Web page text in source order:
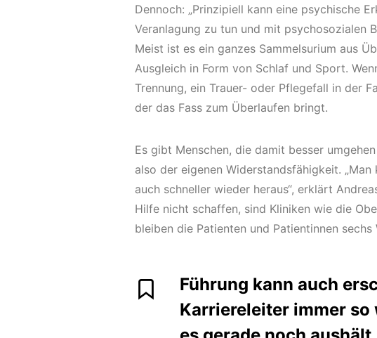
Dennoch: „Prinzipiell kann eine psychische
Veranlagung zu tun und mit psychosozialen
Meist ist es ein ganzes Sammelsurium aus
Ausgleich in Form von Schlaf und Sport.
Trennung, ein Trauer- oder Pflegefall in der
der das Fass zum Überlaufen bringt.
Es gibt Menschen, die damit besser
also der eigenen Widerstandsfähigkeit.
auch schneller wieder heraus“, erklärt
Hilfe nicht schaffen, sind Kliniken wie die
bleiben die Patienten und Patientinnen
Führung kann auch
Karriereleiter immer